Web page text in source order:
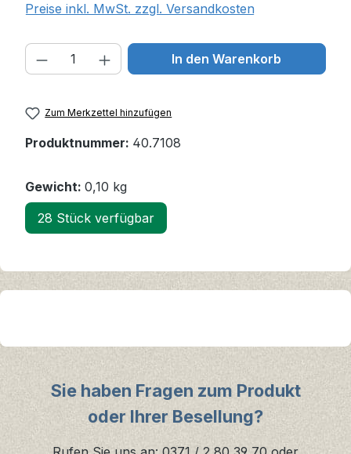
Preise inkl. MwSt. zzgl. Versandkosten
Produkt Anzahl: Gib den
In den Warenkorb
Zum Merkzettel hinzufügen
Produktnummer: 40.7108
Gewicht: 0,10 kg
28 Stück verfügbar
Sie haben Fragen zum Produkt
oder Ihrer Besellung?